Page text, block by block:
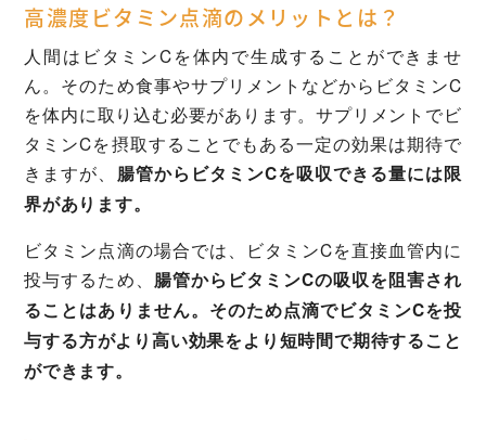
高濃度ビタミン点滴のメリットとは？
人間はビタミンCを体内で生成することができませ
ん。そのため食事やサプリメントなどからビタミンC
を体内に取り込む必要があります。サプリメントでビ
タミンCを摂取することでもある一定の効果は期待で
きますが、 腸管からビタミンCを吸収できる量には限
界があります。
ビタミン点滴の場合では、ビタミンCを直接血管内に
投与するため、 腸管からビタミンCの吸収を阻害され
ることはありません。そのため点滴でビタミンCを投
与する方がより高い効果をより短時間で期待すること
ができます。